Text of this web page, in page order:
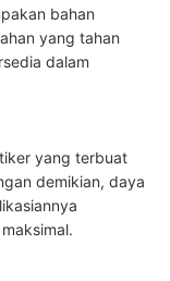
bahan
yang tahan
dalam
yang terbuat
demikian, daya